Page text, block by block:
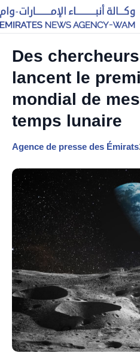
Des
lancent le
mondial de
temps lunaire
Agence de presse des Émirats